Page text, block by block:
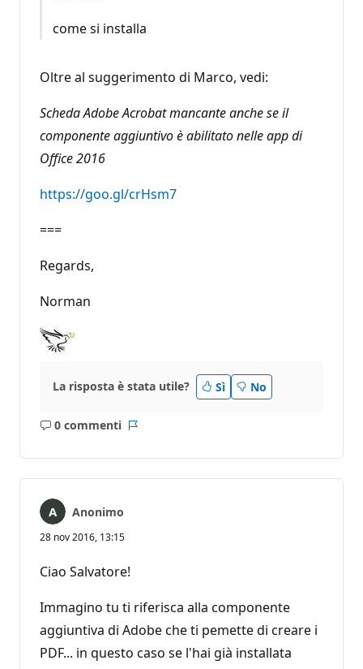
come si installa
Oltre al suggerimento di Marco, vedi:
Scheda Adobe Acrobat mancante anche se il
componente aggiuntivo è abilitato nelle app di
Office 2016
https://goo.gl/crHsm7
===
Regards,
Norman
La risposta è stata utile? Sì No
0 commenti
Nessun
Anonimo
28 nov 2016, 13:15
Ciao Salvatore!
Immagino tu ti riferisca alla componente
aggiuntiva di Adobe che ti pemette di creare i
PDF... in questo caso se l'hai già installata